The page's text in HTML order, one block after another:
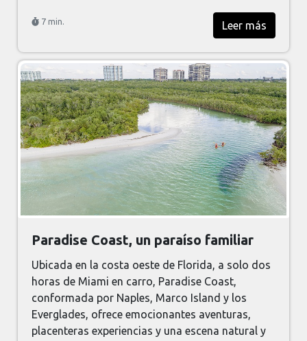
7 min. Leer más
Paradise Coast, un paraíso familiar
Ubicada en la costa oeste de Florida, a solo dos
horas de Miami en carro, Paradise Coast,
conformada por Naples, Marco Island y los
Everglades, ofrece emocionantes aventuras,
placenteras experiencias y una escena natural y